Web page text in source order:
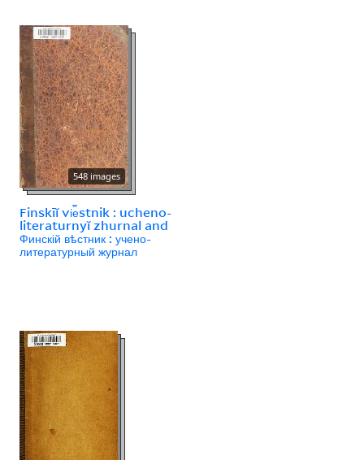
548 images
Finskīĭ vi︠e︡stnik : ucheno-
literaturnyĭ zhurnal and
Финскій вѣстник : учено-
литературный журнал